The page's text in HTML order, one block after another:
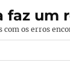
faz um
com os erros